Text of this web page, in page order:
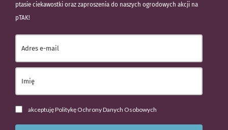
ptasie ciekawostki oraz zaproszenia do naszych ogrodowych akcji na
pTAK!
akceptuję Politykę Ochrony Danych Osobowych